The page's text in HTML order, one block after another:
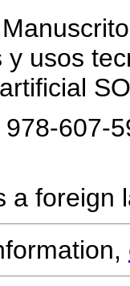
y usos
978-607-
a foreign